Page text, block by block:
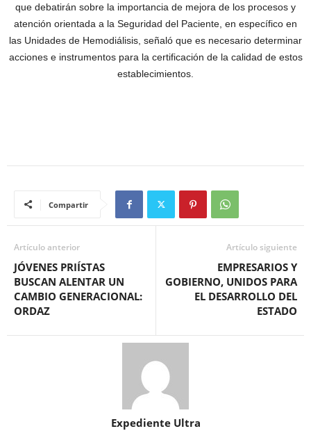
que debatirán sobre la importancia de mejora de los procesos y
atención orientada a la Seguridad del Paciente, en específico en
las Unidades de Hemodiálisis, señaló que es necesario determinar
acciones e instrumentos para la certificación de la calidad de estos
establecimientos.
Compartir
Artículo anterior
JÓVENES PRIÍSTAS
BUSCAN ALENTAR UN
CAMBIO GENERACIONAL:
ORDAZ
Artículo siguiente
EMPRESARIOS Y
GOBIERNO, UNIDOS PARA
EL DESARROLLO DEL
ESTADO
Expediente Ultra